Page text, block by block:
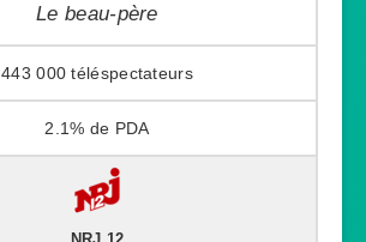
Le beau-père
443 000
2.1%